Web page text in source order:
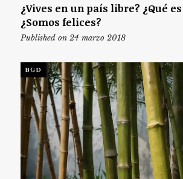
¿Vives en un país libre? ¿Qué
¿Somos felices?
Published on 24 marzo 2018
BGD